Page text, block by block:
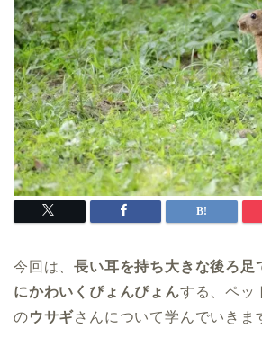
今回は、長い耳を持ち大きな後ろ足
にかわいくぴょんぴょんする、ペッ
のウサギさんについて学んでいきま